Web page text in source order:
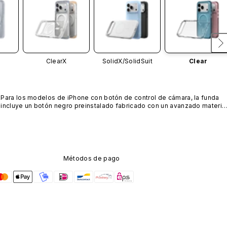
ClearX SolidX/SolidSuit Clear
Para los modelos de iPhone con botón de control de cámara, la funda
incluye un botón negro preinstalado fabricado con un avanzado material
Métodos de pago